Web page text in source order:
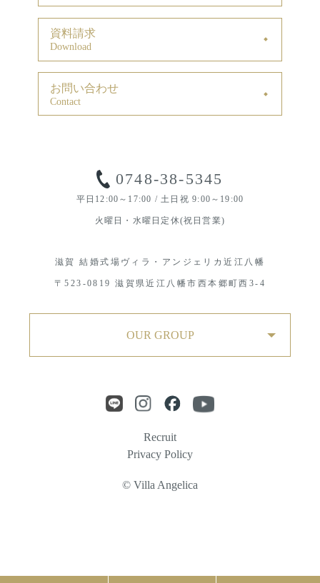
資料請求
Download
お問い合わせ
Contact
0748-38-5345
平日12:00～17:00 / 土日祝 9:00～19:00
火曜日・水曜日定休(祝日営業)
滋賀 結婚式場ヴィラ・アンジェリカ近江八幡
〒523-0819 滋賀県近江八幡市西本郷町西3-4
OUR GROUP
Recruit
Privacy Policy
© Villa Angelica